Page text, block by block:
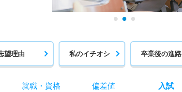
望理由 私のイチオシ 卒業後の進路
就職・ 資格 偏差値 入試